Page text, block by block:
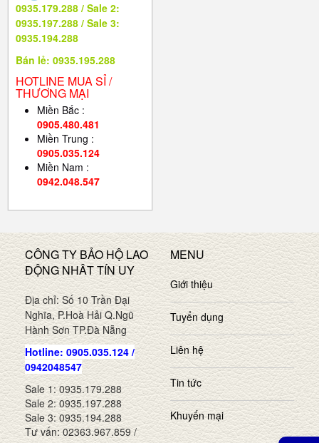
0935.179.288 / Sale 2:
0935.197.288 / Sale 3:
0935.194.288
Bán lẻ: 0935.195.288
HOTLINE MUA SỈ /
THƯƠNG MẠI
Miền Bắc :
0905.480.481
Miền Trung :
0905.035.124
Miền Nam :
0942.048.547
CÔNG TY BẢO HỘ LAO
ĐỘNG NHÂT TÍN UY
Địa chỉ: Số 10 Trần Đại
Nghĩa, P.Hoà Hải Q.Ngũ
Hành Sơn TP.Đà Nẵng
Hotline: 0905.035.124 /
0942048547
Sale 1: 0935.179.288
Sale 2: 0935.197.288
Sale 3: 0935.194.288
Tư vấn: 02363.967.859 /
MENU
Giới thiệu
Tuyển dụng
Liên hệ
Tin tức
Khuyến mại